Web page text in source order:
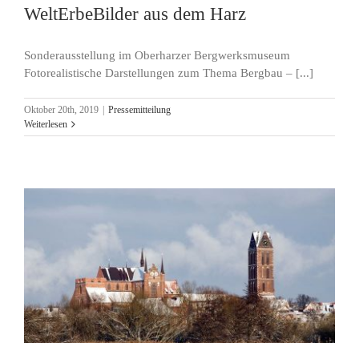
WeltErbeBilder aus dem Harz
Sonderausstellung im Oberharzer Bergwerksmuseum
Fotorealistische Darstellungen zum Thema Bergbau – [...]
Oktober 20th, 2019
Pressemitteilung
Weiterlesen